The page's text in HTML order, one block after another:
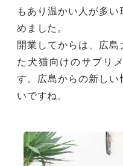
もあり温かい人が多
めました。
開業してからは、広
た犬猫向けのサプリ
す。広島からの新しい
いですね。